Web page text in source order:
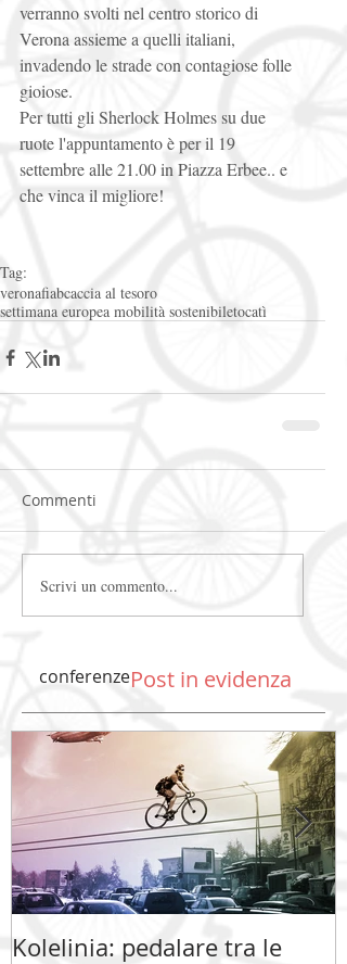
conferenzePost in evidenza
verranno svolti nel centro storico di
Verona assieme a quelli italiani,
invadendo le strade con contagiose folle
gioiose.
Per tutti gli Sherlock Holmes su due
ruote l'appuntamento è per il 19
settembre alle 21.00 in Piazza Erbee.. e
che vinca il migliore!
Tag:
veronafiabcaccia al tesoro
settimana europea mobilità sostenibiletocatì
Commenti
Scrivi un commento...
Kolelinia: pedalare tra le